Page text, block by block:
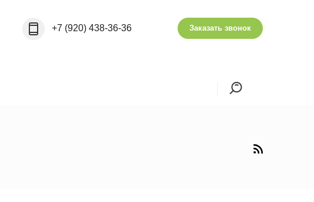
+7 (920) 438-36-36 Заказать звонок